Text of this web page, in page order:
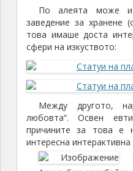
По алеята може
заведение за хранене
това имаше доста
сфери на изкуството:
Между другото,
любовта“. Освен
причините за това е
интересна